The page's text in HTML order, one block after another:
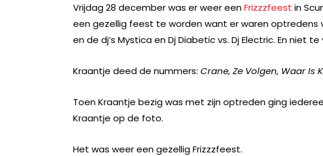
Vrijdag 28 december was er weer eenFrizzzfeest in
een gezellig feest te worden want er waren optredens
en de dj’s Mystica en Dj Diabetic vs. Dj Electric. En niet
Kraantje deed de nummers: Crane, Ze Volgen, Waar Is
Toen Kraantje bezig was met zijn optreden ging
Kraantje op de foto.
Het was weer een gezellig Frizzzfeest.